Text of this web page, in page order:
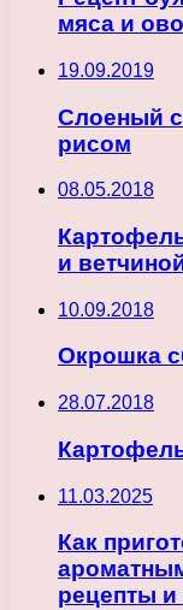
мяса и
19.09.2019
Слоеный
рисом
08.05.2018
и
10.09.2018
Окрошка
28.07.2018
11.03.2025
Как
рецепты и